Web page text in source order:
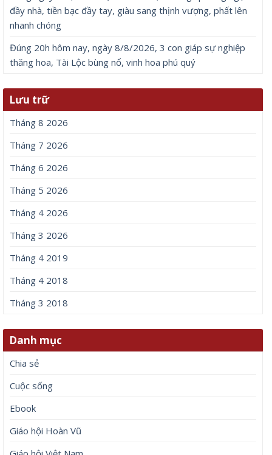
đầy nhà, tiền bạc đầy tay, giàu sang thịnh vượng, phất lên
nhanh chóng
Đúng 20h hôm nay, ngày 8/8/2026, 3 con giáp sự nghiệp
thăng hoa, Tài Lộc bùng nổ, vinh hoa phú quý
Lưu trữ
Tháng 8 2026
Tháng 7 2026
Tháng 6 2026
Tháng 5 2026
Tháng 4 2026
Tháng 3 2026
Tháng 4 2019
Tháng 4 2018
Tháng 3 2018
Danh mục
Chia sẻ
Cuộc sống
Ebook
Giáo hội Hoàn Vũ